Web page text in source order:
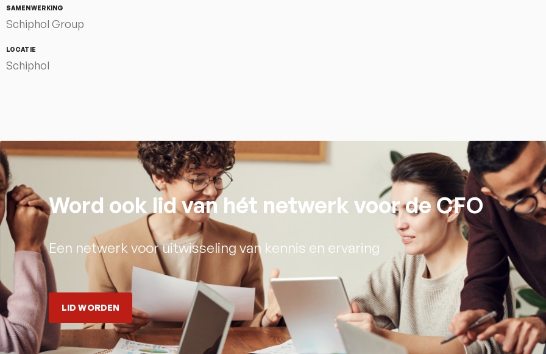
SAMENWERKING
Schiphol Group
LOCATIE
Schiphol
Word ook lid van hét netwerk voor de CFO
Een netwerk voor uitwisseling van kennis en ervaring
LID WORDEN